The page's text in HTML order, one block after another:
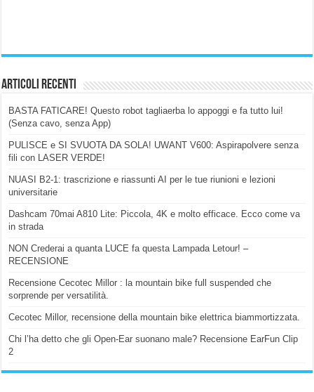
Articoli Recenti
BASTA FATICARE! Questo robot tagliaerba lo appoggi e fa tutto lui!
(Senza cavo, senza App)
PULISCE e SI SVUOTA DA SOLA! UWANT V600: Aspirapolvere senza
fili con LASER VERDE!
NUASI B2-1: trascrizione e riassunti AI per le tue riunioni e lezioni
universitarie
Dashcam 70mai A810 Lite: Piccola, 4K e molto efficace. Ecco come va
in strada
NON Crederai a quanta LUCE fa questa Lampada Letour! –
RECENSIONE
Recensione Cecotec Millor : la mountain bike full suspended che
sorprende per versatilità.
Cecotec Millor, recensione della mountain bike elettrica biammortizzata.
Chi l’ha detto che gli Open-Ear suonano male? Recensione EarFun Clip
2